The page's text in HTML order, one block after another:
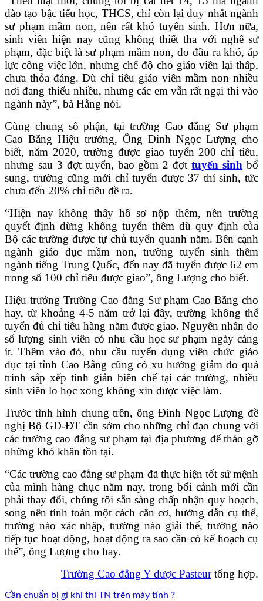
đào tạo bậc tiểu học, THCS, chỉ còn lại duy nhất ngành
sư phạm mầm non, nên rất khó tuyển sinh. Hơn nữa,
sinh viên hiện nay cũng không thiết tha với nghề sư
phạm, đặc biệt là sư phạm mầm non, do đầu ra khó, áp
lực công việc lớn, nhưng chế độ cho giáo viên lại thấp,
chưa thỏa đáng. Dù chỉ tiêu giáo viên mầm non nhiều
nơi đang thiếu nhiều, nhưng các em vẫn rất ngại thi vào
ngành này”, bà Hằng nói.
Cùng chung số phận, tại trường Cao đẳng Sư phạm
Cao Bằng Hiệu trưởng, Ông Đinh Ngọc Lượng cho
biết, năm 2020, trường được giao tuyển 200 chỉ tiêu,
nhưng sau 3 đợt tuyển, bao gồm 2 đợttuyển sinh bổ
sung, trường cũng mới chỉ tuyển được 37 thí sinh, tức
chưa đến 20% chỉ tiêu đề ra.
“Hiện nay không thấy hồ sơ nộp thêm, nên trường
quyết định dừng không tuyển thêm dù quy định của
Bộ các trường được tự chủ tuyển quanh năm. Bên cạnh
ngành giáo dục mầm non, trường tuyển sinh thêm
ngành tiếng Trung Quốc, đến nay đã tuyển được 62 em
trong số 100 chỉ tiêu được giao”, ông Lượng cho biết.
Hiệu trưởng Trường Cao đẳng Sư phạm Cao Bằng cho
hay, từ khoảng 4-5 năm trở lại đây, trường không thể
tuyển đủ chỉ tiêu hàng năm được giao. Nguyên nhân do
số lượng sinh viên có nhu cầu học sư phạm ngày càng
ít. Thêm vào đó, nhu cầu tuyển dụng viên chức giáo
dục tại tỉnh Cao Bằng cũng có xu hướng giảm do quá
trình sắp xếp tinh giản biên chế tại các trường, nhiều
sinh viên lo học xong không xin được việc làm.
Trước tình hình chung trên, ông Đinh Ngọc Lượng đề
nghị Bộ GD-ĐT cần sớm cho những chỉ đạo chung với
các trường cao đẳng sư phạm tại địa phương để tháo gỡ
những khó khăn tồn tại.
“Các trường cao đẳng sư phạm đã thực hiện tốt sứ mệnh
của mình hàng chục năm nay, trong bối cảnh mới cần
phải thay đổi, chúng tôi sẵn sàng chấp nhận quy hoạch,
song nên tính toán một cách căn cơ, hướng dẫn cụ thể,
trường nào xác nhập, trường nào giải thể, trường nào
tiếp tục hoạt động, hoạt động ra sao cần có kế hoạch cụ
thể”, ông Lượng cho hay.
Trường Cao đẳng Y dược Pasteurtổng hợp.
Cần chuẩn bị gì khi thi TN trên máy tính ?